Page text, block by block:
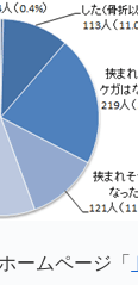
ームページ「